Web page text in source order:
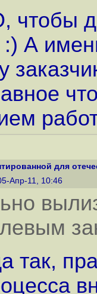
:) А
для
Апр-11, 10:46
так,